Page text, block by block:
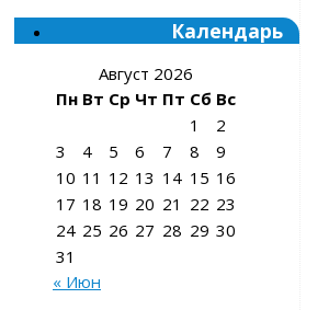
Календарь
Август 2026
Пн Вт Ср Чт Пт Сб Вс
1
2
3
4 5 6 7 8
9
10 11 12 13 14 15 16
17 18 19 20 21 22 23
24 25 26 27 28 29 30
31
« Июн